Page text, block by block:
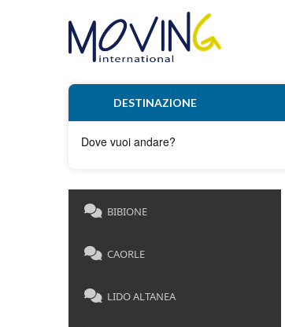
DESTINAZIONE
BIBIONE
CAORLE
LIDO ALTANEA